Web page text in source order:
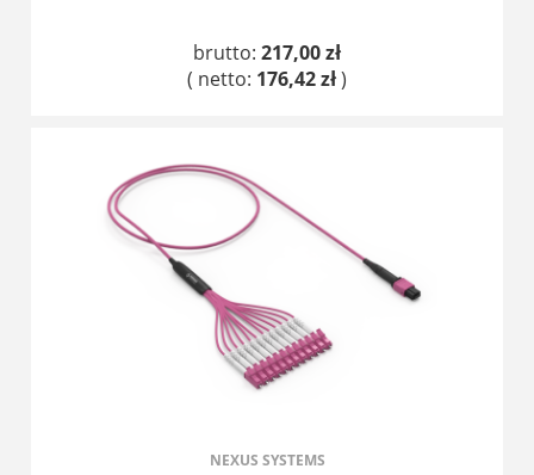
brutto: 217,00 zł
( netto: 176,42 zł)
NEXUS SYSTEMS